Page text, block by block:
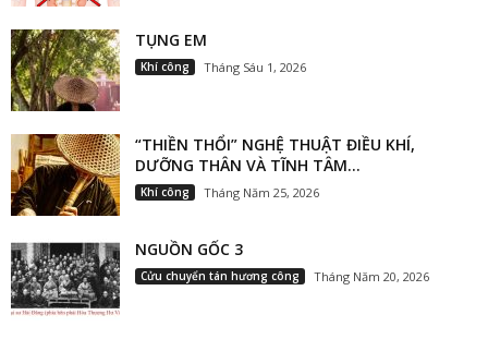
TỤNG EM
Khí công Tháng Sáu 1, 2026
“THIỀN THỔI” NGHỆ THUẬT ĐIỀU KHÍ,
DƯỠNG THÂN VÀ TĨNH TÂM...
Khí công Tháng Năm 25, 2026
NGUỒN GỐC 3
Cửu chuyển tán hương công Tháng Năm 20, 2026